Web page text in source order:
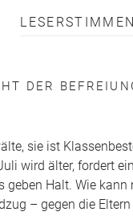
LESERSTIMMEN
DER
sie ist
wird älter, fordert
Halt. Wie
– gegen die